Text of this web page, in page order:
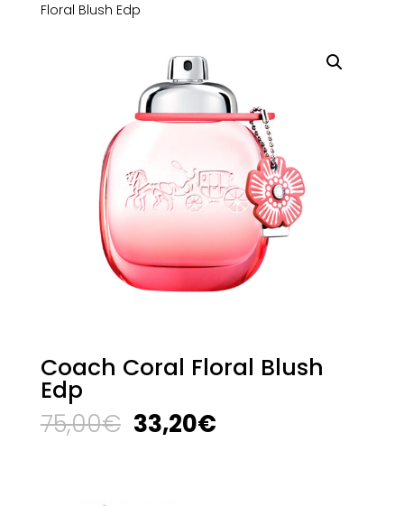
Floral Blush Edp
Coach Coral Floral Blush
Edp
75,00€ El
precio
33,20€El